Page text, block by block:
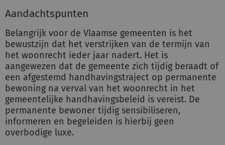
Aandachtspunten
Belangrijk voor de Vlaamse gemeenten is het
bewustzijn dat het verstrijken van de termijn van
het woonrecht ieder jaar nadert. Het is
aangewezen dat de gemeente zich tijdig beraadt of
een afgestemd handhavingstraject op permanente
bewoning na verval van het woonrecht in het
gemeentelijke handhavingsbeleid is vereist. De
permanente bewoner tijdig sensibiliseren,
informeren en begeleiden is hierbij geen
overbodige luxe.